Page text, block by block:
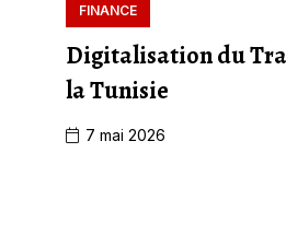
FINANCE
Digitalisation du
la Tunisie
7 mai 2026